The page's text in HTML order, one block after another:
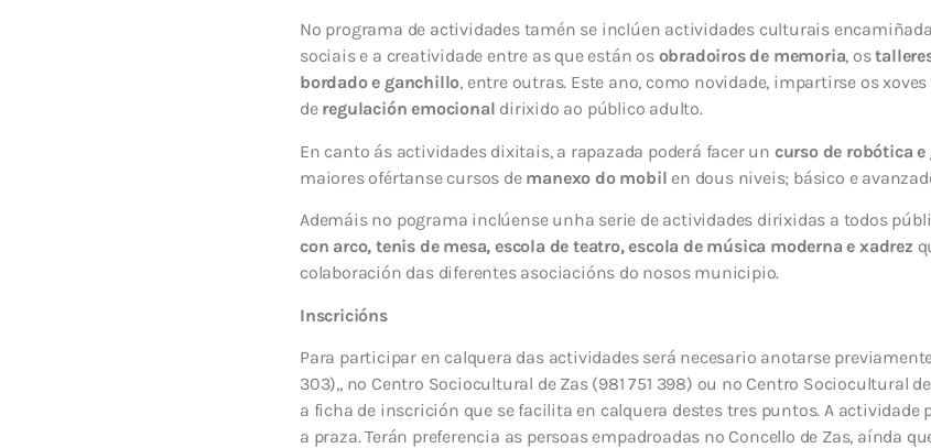
No programa de actividades tamén se inclúen actividades culturais
sociais e a creatividade entre as que están os obradoiros de memoria, os
bordado e ganchillo, entre outras. Este ano, como novidade, impartirse os
de regulación emocional dirixido ao público adulto.
En canto ás actividades dixitais, a rapazada poderá facer un curso de robótica
maiores ofértanse cursos de manexo do mobil en dous niveis; básico e
Ademáis no pograma inclúense unha serie de actividades dirixidas a todos
con arco, tenis de mesa, escola de teatro, escola de música moderna e xadrez
colaboración das diferentes asociacións do nosos municipio.
Inscricións
Para participar en calquera das actividades será necesario anotarse
303),, no Centro Sociocultural de Zas (981 751 398) ou no Centro Sociocultural
a ficha de inscrición que se facilita en calquera destes tres puntos. A actividade
a praza. Terán preferencia as persoas empadroadas no Concello de Zas, aínda